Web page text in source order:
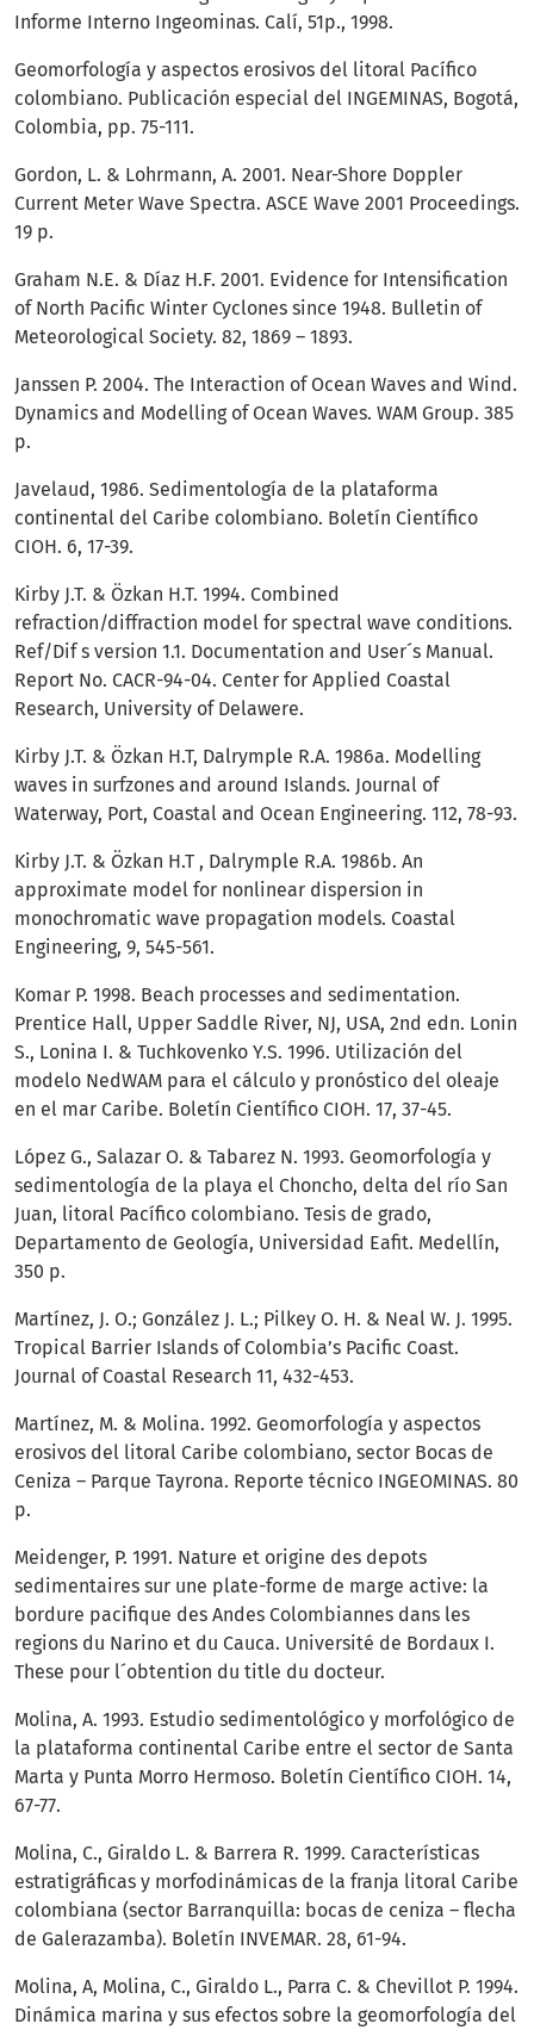
Informe Interno Ingeominas. Calí, 51p., 1998.
Geomorfología y aspectos erosivos del litoral Pacífico
colombiano. Publicación especial del INGEMINAS, Bogotá,
Colombia, pp. 75-111.
Gordon, L. & Lohrmann, A. 2001. Near-Shore Doppler
Current Meter Wave Spectra. ASCE Wave 2001 Proceedings.
19 p.
Graham N.E. & Díaz H.F. 2001. Evidence for Intensification
of North Pacific Winter Cyclones since 1948. Bulletin of
Meteorological Society. 82, 1869 – 1893.
Janssen P. 2004. The Interaction of Ocean Waves and Wind.
Dynamics and Modelling of Ocean Waves. WAM Group. 385
p.
Javelaud, 1986. Sedimentología de la plataforma
continental del Caribe colombiano. Boletín Científico
CIOH. 6, 17-39.
Kirby J.T. & Özkan H.T. 1994. Combined
refraction/diffraction model for spectral wave conditions.
Ref/Dif s version 1.1. Documentation and User´s Manual.
Report No. CACR-94-04. Center for Applied Coastal
Research, University of Delawere.
Kirby J.T. & Özkan H.T, Dalrymple R.A. 1986a. Modelling
waves in surfzones and around Islands. Journal of
Waterway, Port, Coastal and Ocean Engineering. 112, 78-93.
Kirby J.T. & Özkan H.T , Dalrymple R.A. 1986b. An
approximate model for nonlinear dispersion in
monochromatic wave propagation models. Coastal
Engineering, 9, 545-561.
Komar P. 1998. Beach processes and sedimentation.
Prentice Hall, Upper Saddle River, NJ, USA, 2nd edn. Lonin
S., Lonina I. & Tuchkovenko Y.S. 1996. Utilización del
modelo NedWAM para el cálculo y pronóstico del oleaje
en el mar Caribe. Boletín Científico CIOH. 17, 37-45.
López G., Salazar O. & Tabarez N. 1993. Geomorfología y
sedimentología de la playa el Choncho, delta del río San
Juan, litoral Pacífico colombiano. Tesis de grado,
Departamento de Geología, Universidad Eafit. Medellín,
350 p.
Martínez, J. O.; González J. L.; Pilkey O. H. & Neal W. J. 1995.
Tropical Barrier Islands of Colombia’s Pacific Coast.
Journal of Coastal Research 11, 432-453.
Martínez, M. & Molina. 1992. Geomorfología y aspectos
erosivos del litoral Caribe colombiano, sector Bocas de
Ceniza – Parque Tayrona. Reporte técnico INGEOMINAS. 80
p.
Meidenger, P. 1991. Nature et origine des depots
sedimentaires sur une plate-forme de marge active: la
bordure pacifique des Andes Colombiannes dans les
regions du Narino et du Cauca. Université de Bordaux I.
These pour l´obtention du title du docteur.
Molina, A. 1993. Estudio sedimentológico y morfológico de
la plataforma continental Caribe entre el sector de Santa
Marta y Punta Morro Hermoso. Boletín Científico CIOH. 14,
67-77.
Molina, C., Giraldo L. & Barrera R. 1999. Características
estratigráficas y morfodinámicas de la franja litoral Caribe
colombiana (sector Barranquilla: bocas de ceniza – flecha
de Galerazamba). Boletín INVEMAR. 28, 61-94.
Molina, A, Molina, C., Giraldo L., Parra C. & Chevillot P. 1994.
Dinámica marina y sus efectos sobre la geomorfología del